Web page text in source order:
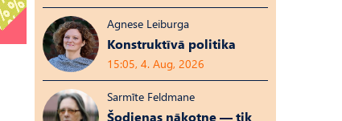
Agnese Leiburga
Konstruktīvā politika
15:05, 4. Aug, 2026
Sarmīte Feldmane
Šodienas nākotne — tik